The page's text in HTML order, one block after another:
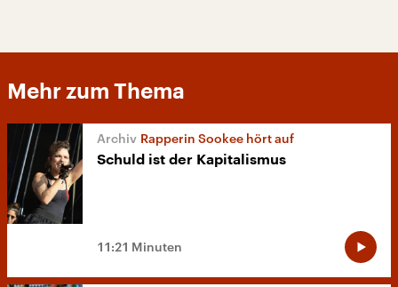
Mehr zum Thema
Rapperin Sookee hört auf
Schuld ist der Kapitalismus
11:21 Minuten